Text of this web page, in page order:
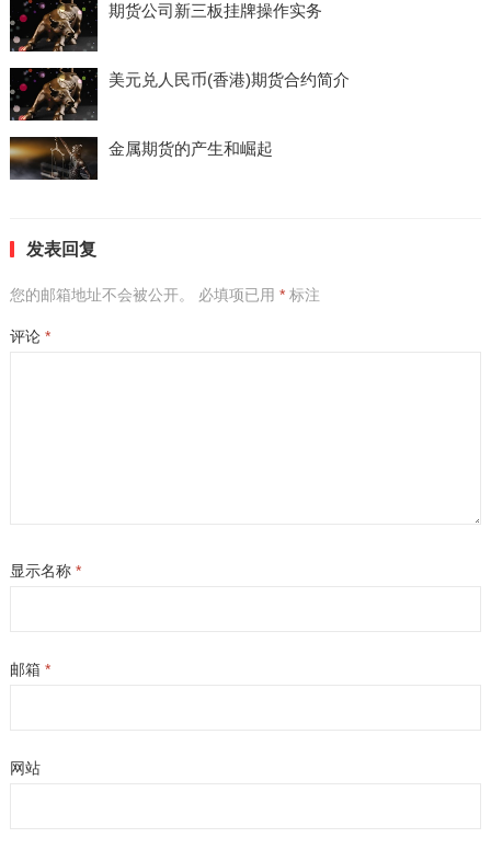
期货公司新三板挂牌操作实务
美元兑人民币(香港)期货合约简介
金属期货的产生和崛起
发表回复
您的邮箱地址不会被公开。 必填项已用 *标注
评论 *
显示名称 *
邮箱 *
网站